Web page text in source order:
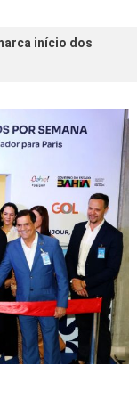
início dos